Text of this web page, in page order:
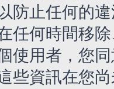
防止任何的
任何時間移
使用者，您
些資訊在您